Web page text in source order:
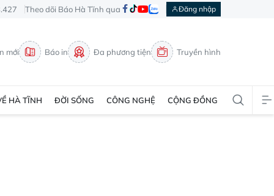
Theo dõi Báo Hà Tĩnh qua Đăng nhập
mới Báo in Đa phương tiện Truyền hình
HÀ TĨNH ĐỜI SỐNG CÔNG NGHỆ CỘNG ĐỒNG